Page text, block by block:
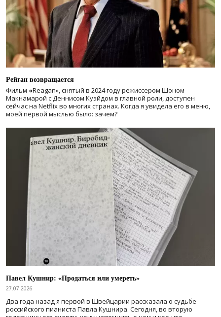
Рейган возвращается
Фильм «Reagan», снятый в 2024 годурежиссером Шоном
Макнамарой с Деннисом Куэйдом в главной роли, доступен
сейчас на Netflix во многих странах. Когда я увидела его в меню,
моей первой мыслью было: зачем?
Павел Кушнир: «Продаться или умереть»
27.07.2026
Два года назад я первой в Швейцарии рассказала о судьбе
российского пианиста Павла Кушнира. Сегодня, во вторую